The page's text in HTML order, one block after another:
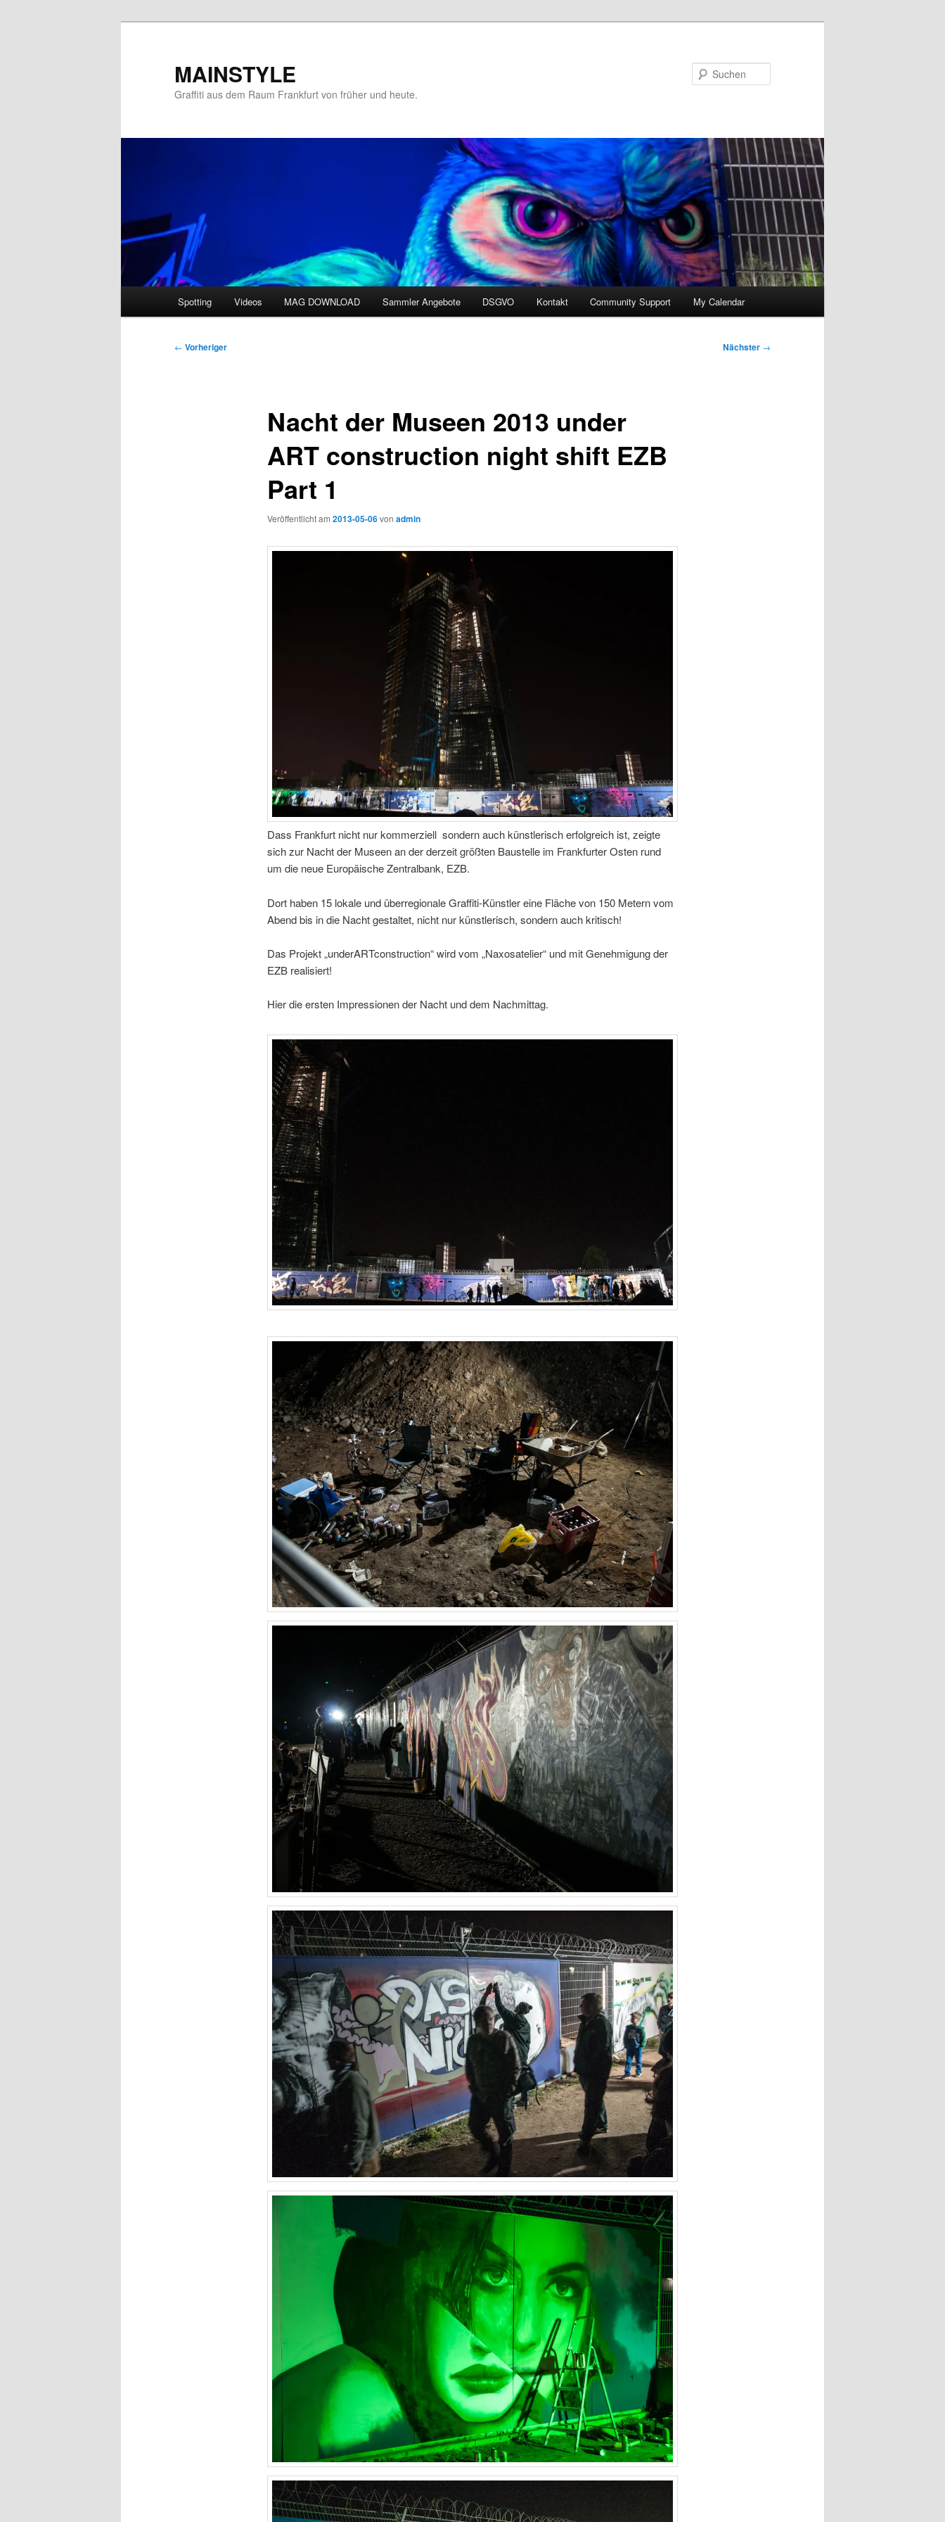
MAINSTYLE
Graffiti aus dem Raum Frankfurt von früher und heute.
Spotting Videos MAG DOWNLOAD Sammler Angebote DSGVO Kontakt Community Support My Calendar
Beitragsnavigation
← Vorheriger Nächster →
Nacht der Museen 2013 under
ART construction night shift EZB
Part 1
Veröffentlicht am 2013-05-06von admin
Dass Frankfurt nicht nur kommerziell sondern auch künstlerisch erfolgreich ist, zeigte
sich zur Nacht der Museen an der derzeit größten Baustelle im Frankfurter Osten rund
um die neue Europäische Zentralbank, EZB.
Dort haben 15 lokale und überregionale Graffiti-Künstler eine Fläche von 150 Metern vom
Abend bis in die Nacht gestaltet, nicht nur künstlerisch, sondern auch kritisch!
Das Projekt „underARTconstruction“ wird vom „Naxosatelier“ und mit Genehmigung der
EZB realisiert!
Hier die ersten Impressionen der Nacht und dem Nachmittag.